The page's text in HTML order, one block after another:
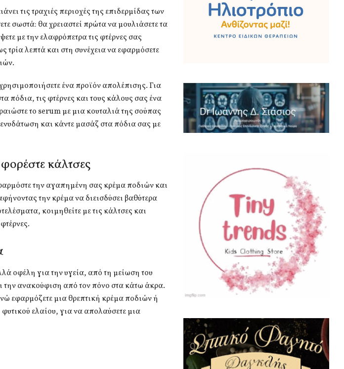
τις τραχιές περιοχές της επιδερμίδας των
σωστά: θα χρειαστεί πρώτα να μουλιάσετε τα
με την ελαφρόπετρα τις φτέρνες σας
τρία λεπτά και στη συνέχεια να εφαρμόσετε
ένα προϊόν απολέπισης. Για
πόδια, τις φτέρνες και τους κάλους σας ένα
το serum με μια κουταλιά της σούπας
και κάντε μασάζ στα πόδια σας με
κάλτσες
την αγαπημένη σας κρέμα ποδιών και
την κρέμα να διεισδύσει βαθύτερα
κοιμηθείτε με τις κάλτσες και
οφέλη για την υγεία, από τη μείωση του
την ανακούφιση από τον πόνο στα κάτω άκρα.
εφαρμόζετε μια θρεπτική κρέμα ποδιών ή
ελαίου, για να απολαύσετε μια